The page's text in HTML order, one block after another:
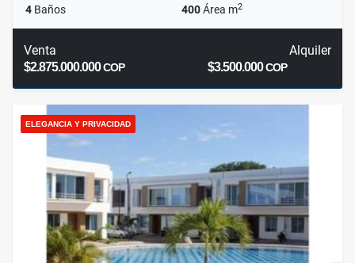
4 Baños 400Área m2
Venta
$2.875.000.000COP
Alquiler
$3.500.000COP
ELEGANCIA Y PRIVACIDAD